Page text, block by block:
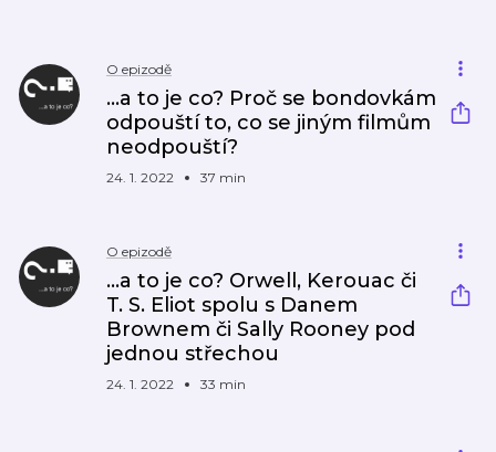
O epizodě
...a to je co? Proč se bondovkám
odpouští to, co se jiným filmům
neodpouští?
24. 1. 2022 37 min
O epizodě
...a to je co? Orwell, Kerouac či
T. S. Eliot spolu s Danem
Brownem či Sally Rooney pod
jednou střechou
24. 1. 2022 33 min